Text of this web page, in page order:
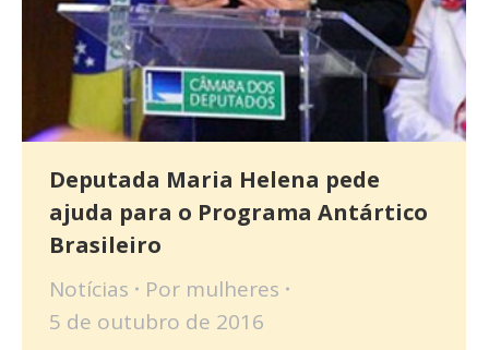
Deputada Maria Helena pede
ajuda para o Programa Antártico
Brasileiro
Notícias Por mulheres
5 de outubro de 2016